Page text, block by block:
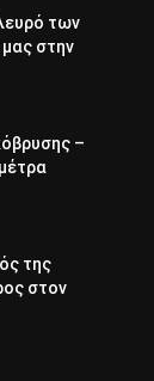
των
στην
–
της
στον